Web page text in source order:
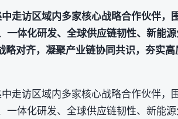
走访区域内多家核心战略合作伙伴，
体化研发、全球供应链韧性、新能
对齐，凝聚产业链协同共识，夯实
走访区域内多家核心战略合作伙伴，
体化研发、全球供应链韧性、新能